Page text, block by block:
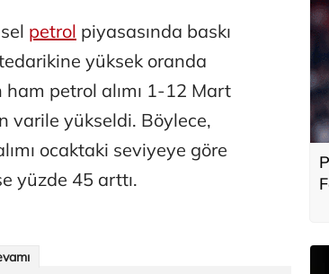
petrol piyasasında baskı
yüksek oranda
ham petrol alımı 1-12 Mart
varile yükseldi. Böylece,
ocaktaki seviyeye göre
yüzde 45 arttı.